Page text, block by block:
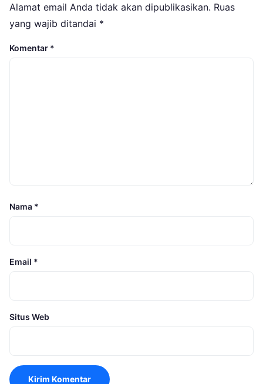
Alamat email Anda tidak akan dipublikasikan. Ruas
yang wajib ditandai *
Komentar *
Nama *
Email *
Situs Web